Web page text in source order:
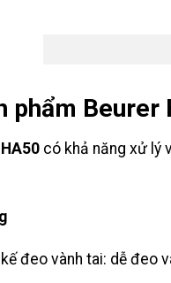
phẩm Beurer
có khả năng xử lý
đeo vành tai: dễ đeo